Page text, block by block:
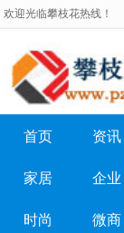
欢迎光临攀枝花热线！
首页 资讯
家居 企业
时尚 微商